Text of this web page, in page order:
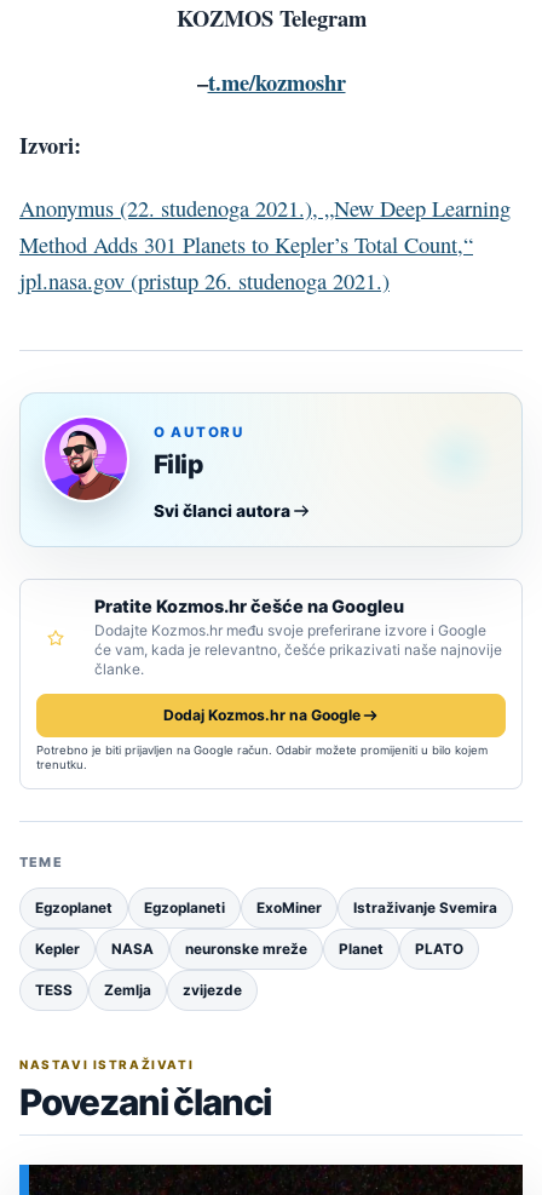
KOZMOS Telegram
–t.me/kozmoshr
Izvori:
Anonymus (22. studenoga 2021.), „New Deep Learning
Method Adds 301 Planets to Kepler’s Total Count,“
jpl.nasa.gov (pristup 26. studenoga 2021.)
O AUTORU
Filip
Svi članci autora
Pratite Kozmos.hr češće na Googleu
Dodajte Kozmos.hr među svoje preferirane izvore i Google
će vam, kada je relevantno, češće prikazivati naše najnovije
članke.
Dodaj Kozmos.hr na Google
Potrebno je biti prijavljen na Google račun. Odabir možete promijeniti u bilo kojem
trenutku.
TEME
Egzoplanet Egzoplaneti ExoMiner Istraživanje Svemira
Kepler NASA neuronske mreže Planet PLATO
TESS Zemlja zvijezde
NASTAVI ISTRAŽIVATI
Povezani članci